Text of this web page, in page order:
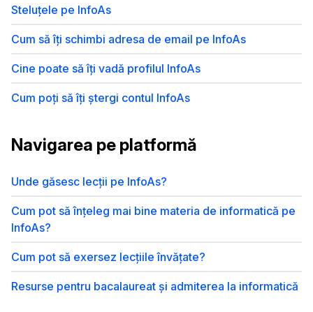
Steluțele pe InfoAs
Cum să îți schimbi adresa de email pe InfoAs
Cine poate să îți vadă profilul InfoAs
Cum poți să îți ștergi contul InfoAs
Navigarea pe platformă
Unde găsesc lecții pe InfoAs?
Cum pot să înțeleg mai bine materia de informatică pe
InfoAs?
Cum pot să exersez lecțiile învățate?
Resurse pentru bacalaureat și admiterea la informatică